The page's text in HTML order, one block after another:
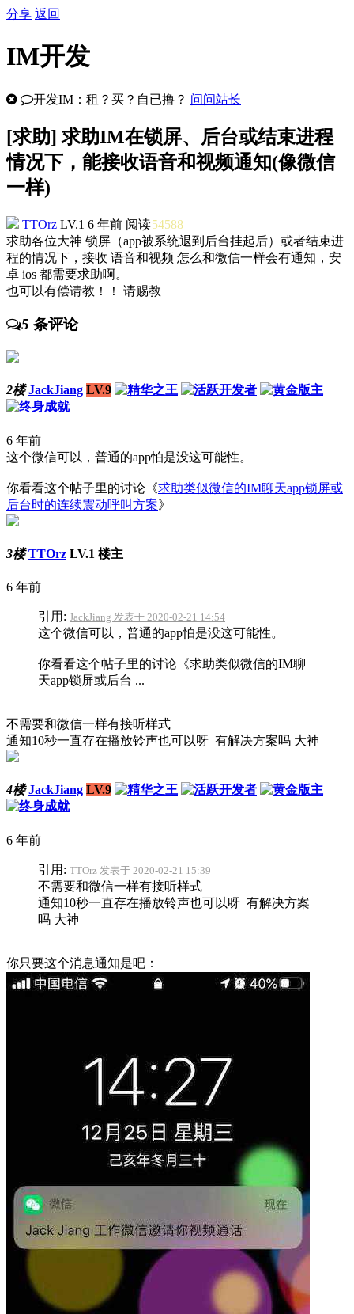
分享 返回
IM开发
开发IM：租？买？自已撸？ 问问站长
[求助] 求助IM在锁屏、后台或结束进程
情况下，能接收语音和视频通知(像微信
一样)
TTOrz LV.1 6 年前 阅读54588
求助各位大神 锁屏（app被系统退到后台挂起后）或者结束进
程的情况下，接收 语音和视频 怎么和微信一样会有通知，安
卓 ios 都需要求助啊。
也可以有偿请教！！ 请赐教
5 条评论
2楼 JackJiang LV.9
6 年前
这个微信可以，普通的app怕是没这可能性。
你看看这个帖子里的讨论《求助类似微信的IM聊天app锁屏或
后台时的连续震动呼叫方案》
3楼 TTOrz LV.1 楼主
6 年前
引用: JackJiang 发表于 2020-02-21 14:54
这个微信可以，普通的app怕是没这可能性。
你看看这个帖子里的讨论《求助类似微信的IM聊
天app锁屏或后台 ...
不需要和微信一样有接听样式
通知10秒一直存在播放铃声也可以呀 有解决方案吗 大神
4楼 JackJiang LV.9
6 年前
引用: TTOrz 发表于 2020-02-21 15:39
不需要和微信一样有接听样式
通知10秒一直存在播放铃声也可以呀 有解决方案
吗 大神
你只要这个消息通知是吧：